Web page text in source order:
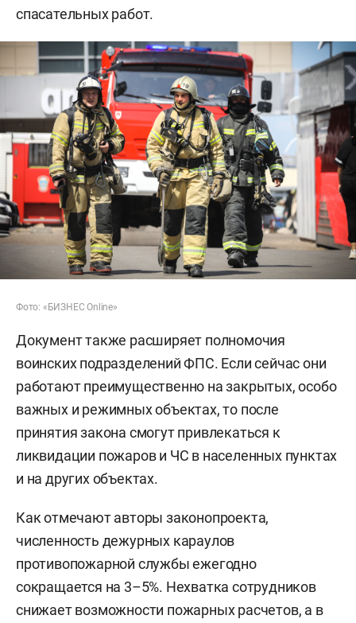
спасательных работ.
Фото: «БИЗНЕС Online»
Документ также расширяет полномочия
воинских подразделений ФПС. Если сейчас они
работают преимущественно на закрытых, особо
важных и режимных объектах, то после
принятия закона смогут привлекаться к
ликвидации пожаров и ЧС в населенных пунктах
и на других объектах.
Как отмечают авторы законопроекта,
численность дежурных караулов
противопожарной службы ежегодно
сокращается на 3–5%. Нехватка сотрудников
снижает возможности пожарных расчетов, а в